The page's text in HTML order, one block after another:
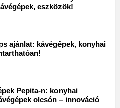
eszközök!
ajánlat: kávégépek, konyhai
Pepita-n: konyhai
olcsón – innováció